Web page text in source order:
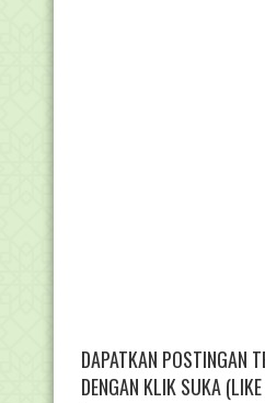
DAPATKAN POSTINGAN
DENGAN KLIK SUKA